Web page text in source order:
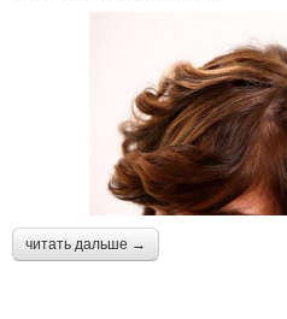
читать дальше →